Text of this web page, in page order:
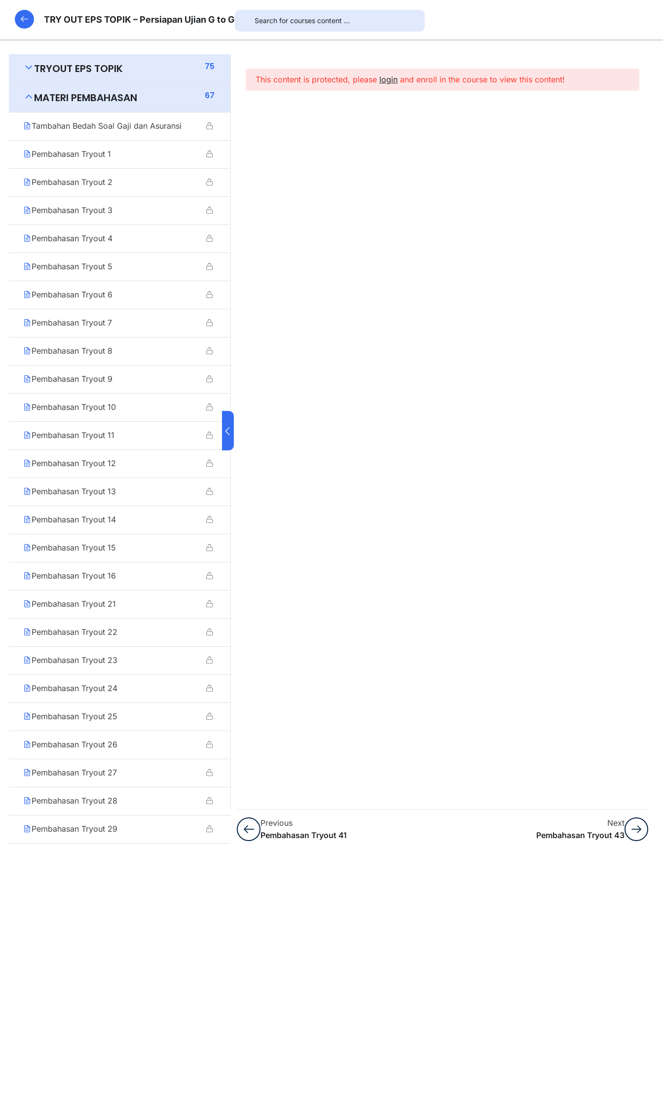
TRYOUT EPS TOPIK 75
MATERI PEMBAHASAN 67
Tambahan Bedah Soal Gaji dan Asuransi
Pembahasan Tryout 1
Pembahasan Tryout 2
Pembahasan Tryout 3
Pembahasan Tryout 4
Pembahasan Tryout 5
Pembahasan Tryout 6
Pembahasan Tryout 7
Pembahasan Tryout 8
Pembahasan Tryout 9
Pembahasan Tryout 10
Pembahasan Tryout 11
Pembahasan Tryout 12
Pembahasan Tryout 13
Pembahasan Tryout 14
Pembahasan Tryout 15
Pembahasan Tryout 16
Pembahasan Tryout 21
Pembahasan Tryout 22
Pembahasan Tryout 23
Pembahasan Tryout 24
Pembahasan Tryout 25
Pembahasan Tryout 26
Pembahasan Tryout 27
Pembahasan Tryout 28
Pembahasan Tryout 29
TRY OUT EPS TOPIK – Persiapan Ujian G to G
This content is protected, please login and enroll in the course to view this content!
Previous
Pembahasan Tryout 41
Next
Pembahasan Tryout 43